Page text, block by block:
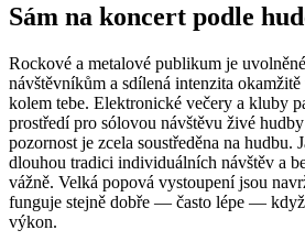
Sám na koncert podle
Rockové a metalové publikum je
návštěvníkům a sdílená intenzita
kolem tebe. Elektronické večery a kluby
prostředí pro sólovou návštěvu živé
pozornost je zcela soustředěna na hudbu.
dlouhou tradici individuálních návštěv a
vážně. Velká popová vystoupení jsou
funguje stejně dobře — často lépe — když
výkon.